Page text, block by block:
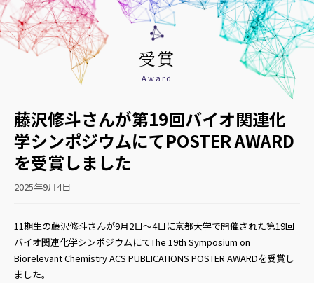
受賞
Award
藤沢修斗さんが第19回バイオ関連化
学シンポジウムにてPOSTER AWARD
を受賞しました
2025年9月4日
11期生の藤沢修斗さんが9月2日～4日に京都大学で開催された第19回
バイオ関連化学シンポジウムにてThe 19th Symposium on
Biorelevant Chemistry ACS PUBLICATIONS POSTER AWARDを受賞し
ました。